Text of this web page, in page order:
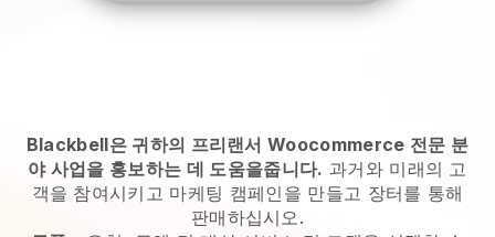
Blackbell은 귀하의 프리랜서 Woocommerce 전문 분
야 사업을 홍보하는 데 도움을줍니다. 과거와 미래의 고
객을 참여시키고 마케팅 캠페인을 만들고 장터를 통해
판매하십시오.